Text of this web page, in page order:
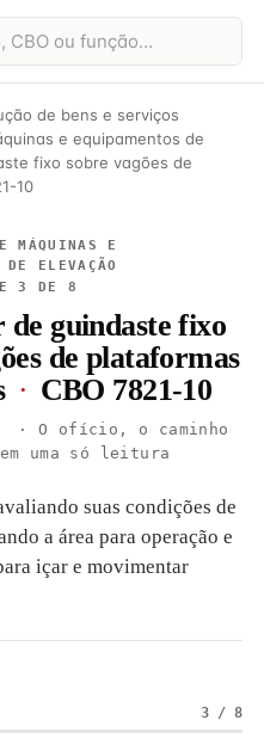
de bens e serviços
e equipamentos de
fixo sobre vagões de
10
MÁQUINAS E
DE ELEVAÇÃO
3 DE 8
de guindaste fixo
de plataformas
· CBO 7821-10
· O ofício, o caminho
uma só leitura
suas condições de
a área para operação e
içar e movimentar
3 / 8